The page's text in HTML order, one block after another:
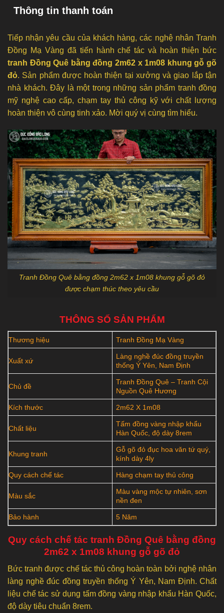
Thông tin thanh toán
Tiếp nhận yêu cầu của khách hàng, các nghệ nhân Tranh
Đồng Mạ Vàng đã tiến hành chế tác và hoàn thiện bức
tranh Đồng Quê bằng đồng 2m62 x 1m08 khung gỗ gõ
đỏ. Sản phẩm được hoàn thiện tại xưởng và giao lắp tận
nhà khách. Đây là một trong những sản phẩm tranh đồng
mỹ nghệ cao cấp, chạm tay thủ công kỹ với chất lượng
hoàn thiện vô cùng tinh xảo. Mời quý vị cùng tìm hiểu.
Tranh Đồng Quê bằng đồng 2m62 x 1m08 khung gỗ gõ đỏ
được chạm thúc theo yêu cầu
THÔNG SỐ SẢN PHẨM
Thương hiệu Tranh Đồng Mạ Vàng
Xuất xứ
Làng nghề đúc đồng truyền
thống Ý Yên, Nam Định
Chủ đề
Tranh Đồng Quê – Tranh Cội
Nguồn Quê Hương
Kích thước 2m62 X 1m08
Chất liệu
Tấm đồng vàng nhập khẩu
Hàn Quốc, độ dày 8rem
Khung tranh
Gỗ gõ đỏ đục hoa văn tứ quý,
kính dày 4ly
Quy cách chế tác Hàng chạm tay thủ công
Màu sắc
Màu vàng mộc tự nhiên, sơn
nền đen
Bảo hành 5 Năm
Quy cách chế tác tranh Đồng Quê bằng đồng
2m62 x 1m08 khung gỗ gõ đỏ
Bức tranh được chế tác thủ công hoàn toàn bởi nghệ nhân
làng nghề đúc đồng truyền thống Ý Yên, Nam Định. Chất
liệu chế tác sử dụng tấm đồng vàng nhập khẩu Hàn Quốc,
độ dày tiêu chuẩn 8rem.